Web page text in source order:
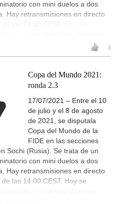
con mini duelos a dos
Hay retransmisiones en directo
las 14:00 CEST. Hoy se
3
Copa del Mundo 2021:
ronda 2.3
17/07/2021 – Entre el 10
de julio y el 8 de agosto
de 2021, se disputala
Copa del Mundo de la
FIDE en las secciones
Sochi (Rusia). Se trata de un
con mini duelos a dos
Hay retransmisiones en directo
las 14:00 CEST. Hoy se